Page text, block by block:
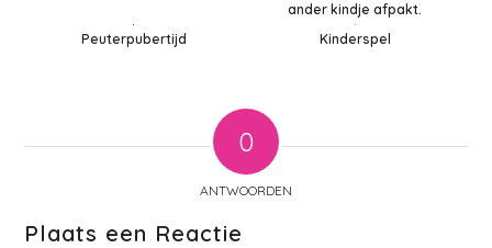
ander kindje afpakt.
Peuterpubertijd
Kinderspel
0
ANTWOORDEN
Plaats een Reactie